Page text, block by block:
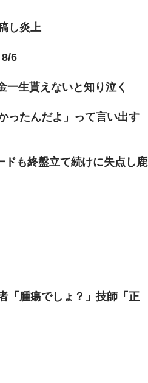
し炎上
6
生貰えないと知り泣く
ったんだよ」って言い出す
も終盤立て続けに失点し鹿
「腫瘍でしょ？」技師「正